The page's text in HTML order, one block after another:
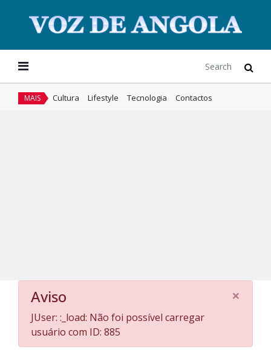
MAIS Cultura Lifestyle Tecnologia Contactos
×
Aviso
JUser: :_load: Não foi possível carregar
usuário com ID: 885